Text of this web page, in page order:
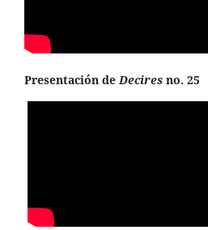
Presentación deDecires no. 25